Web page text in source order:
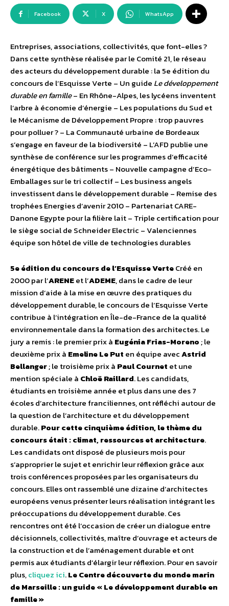
Facebook X WhatsApp
Entreprises, associations, collectivités, que font-elles ?
Dans cette synthèse réalisée par le Comité 21, le réseau
des acteurs du développement durable : la 5e édition du
concours de l’Esquisse Verte – Un guide Le développement
durable en famille– En Rhône-Alpes, les lycéens inventent
l’arbre à économie d’énergie – Les populations du Sud et
le Mécanisme de Développement Propre : trop pauvres
pour polluer ? – La Communauté urbaine de Bordeaux
s’engage en faveur de la biodiversité – L’AFD publie une
synthèse de conférence sur les programmes d’efficacité
énergétique des bâtiments – Nouvelle campagne d’Eco-
Emballages sur le tri collectif – Les business angels
investissent dans le développement durable – Remise des
trophées Energies d’avenir 2010 – Partenariat CARE-
Danone Egypte pour la filière lait – Triple certification pour
le siège social de Schneider Electric – Valenciennes
équipe son hôtel de ville de technologies durables
5e édition du concours de l’Esquisse VerteCréé en
2000 par l’ARENEet l’ADEME, dans le cadre de leur
mission d’aide à la mise en œuvre des pratiques du
développement durable, le concours de l’Esquisse Verte
contribue à l’intégration en Île-de-France de la qualité
environnementale dans la formation des architectes. Le
jury a remis : le premier prix à Eugénia Frias-Moreno; le
deuxième prix à Emeline Le Put en équipe avecAstrid
Bellanger; le troisième prix à Paul Cournet et une
mention spéciale à Chloë Raillard. Les candidats,
étudiants en troisième année et plus dans une des 7
écoles d’architecture franciliennes, ont réfléchi autour de
la question de l’architecture et du développement
durable.Pour cette cinquième édition, le thème du
concours était : climat, ressources et architecture.
Les candidats ont disposé de plusieurs mois pour
s’approprier le sujet et enrichir leur réflexion grâce aux
trois conférences proposées par les organisateurs du
concours. Elles ont rassemblé une dizaine d’architectes
européens venus présenter leurs réalisation intégrant les
préoccupations du développement durable. Ces
rencontres ont été l’occasion de créer un dialogue entre
décisionnels, collectivités, maître d’ouvrage et acteurs de
la construction et de l’aménagement durable et ont
permis aux étudiants d’élargir leur réflexion. Pour en savoir
plus,cliquez ici.Le Centre découverte du monde marin
de Marseille : un guide « Le développement durable en
famille »